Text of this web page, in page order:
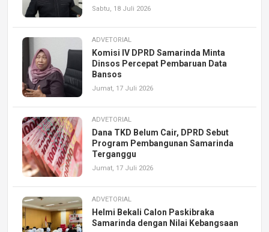
Sabtu, 18 Juli 2026
ADVETORIAL
Komisi IV DPRD Samarinda Minta
Dinsos Percepat Pembaruan Data
Bansos
Jumat, 17 Juli 2026
ADVETORIAL
Dana TKD Belum Cair, DPRD Sebut
Program Pembangunan Samarinda
Terganggu
Jumat, 17 Juli 2026
ADVETORIAL
Helmi Bekali Calon Paskibraka
Samarinda dengan Nilai Kebangsaan